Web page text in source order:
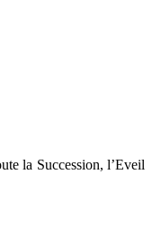
la Succession, l’Eveil